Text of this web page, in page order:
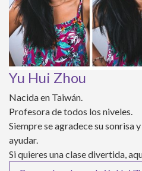
Yu Hui Zhou
Nacida en Taiwán.
Profesora de todos los niveles.
Siempre se agradece su sonrisa
ayudar.
Si quieres una clase divertida,